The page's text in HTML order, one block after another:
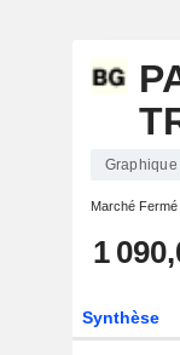
Marché Fermé
1
Synthèse